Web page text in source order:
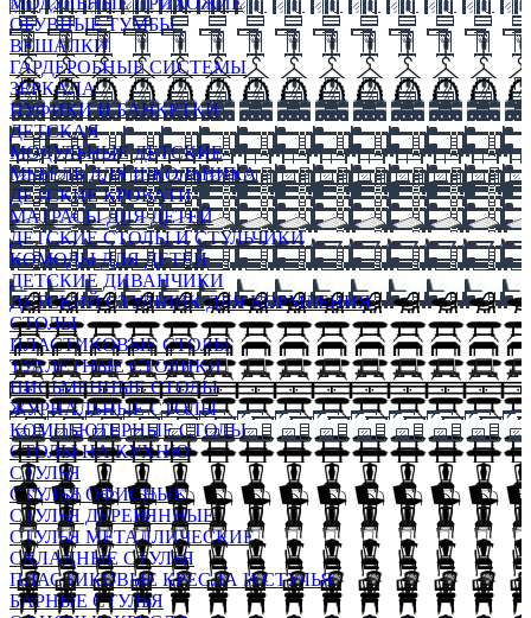
ОБУВНЫЕ ТУМБЫ
ВЕШАЛКИ
ГАРДЕРОБНЫЕ СИСТЕМЫ
ЗЕРКАЛА
ПУФИКИ И БАНКЕТКИ
ДЕТСКАЯ
МОДУЛЬНЫЕ ДЕТСКИЕ
МЕБЕЛЬ ДЛЯ ШКОЛЬНИКА
ДЕТСКИЕ КРОВАТИ
МАТРАСЫ ДЛЯ ДЕТЕЙ
ДЕТСКИЕ СТОЛЫ И СТУЛЬЧИКИ
КОМОДЫ ДЛЯ ДЕТЕЙ
ДЕТСКИЕ ДИВАНЧИКИ
ДЕТСКИЙ СТУЛЬЧИК ДЛЯ КОРМЛЕНИЯ
СТОЛЫ
ПЛАСТИКОВЫЕ СТОЛЫ
ТУАЛЕТНЫЕ СТОЛИКИ
ПИСЬМЕННЫЕ СТОЛЫ
ЖУРНАЛЬНЫЕ СТОЛЫ
КОМПЬЮТЕРНЫЕ СТОЛЫ
СТОЛЫ НА КУХНЮ
СТУЛЬЯ
СТУЛЬЯ ОФИСНЫЕ
СТУЛЬЯ ДЕРЕВЯННЫЕ
СТУЛЬЯ МЕТАЛЛИЧЕСКИЕ
СКЛАДНЫЕ СТУЛЬЯ
ПЛАСТИКОВЫЕ КРЕСЛА И СТУЛЬЯ
БАРНЫЕ СТУЛЬЯ